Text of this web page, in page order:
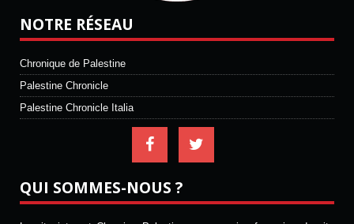
NOTRE RÉSEAU
Chronique de Palestine
Palestine Chronicle
Palestine Chronicle Italia
QUI SOMMES-NOUS ?